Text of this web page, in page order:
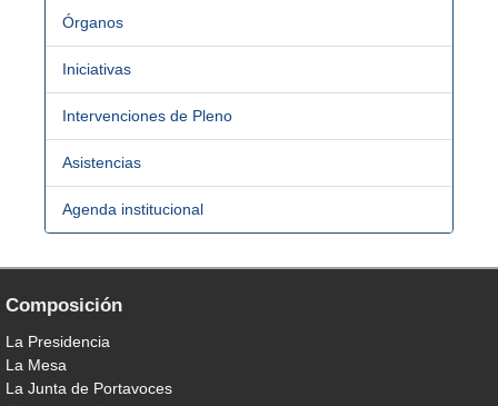
Órganos
Iniciativas
Intervenciones de Pleno
Asistencias
Agenda institucional
Composición
La Presidencia
La Mesa
La Junta de Portavoces